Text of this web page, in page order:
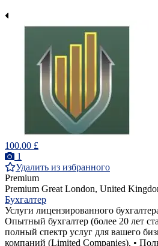
100.00 £
1
Удалить из избранного
Premium
Premium Great London, United
Бухгалтер
Услуги лицензированного
Опытный бухгалтер (более 20 лет
полный спектр услуг для вашего
компаний (Limited Companies). •